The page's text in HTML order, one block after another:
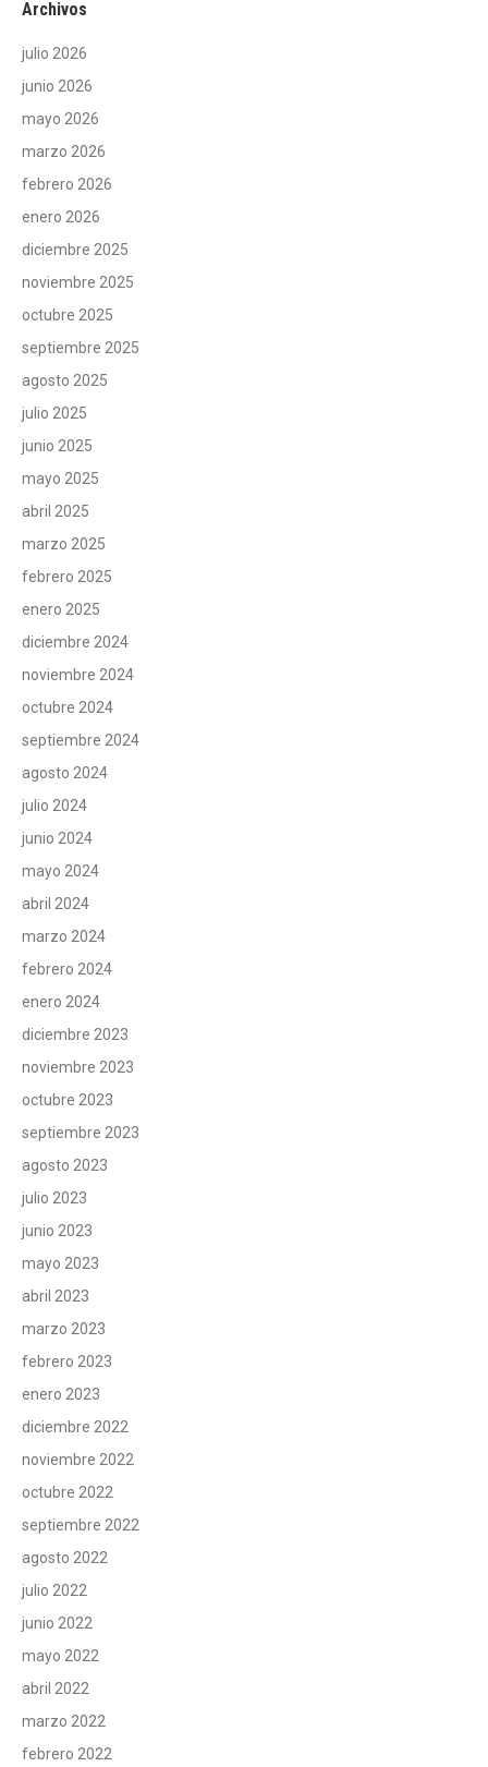
Archivos
julio 2026
junio 2026
mayo 2026
marzo 2026
febrero 2026
enero 2026
diciembre 2025
noviembre 2025
octubre 2025
septiembre 2025
agosto 2025
julio 2025
junio 2025
mayo 2025
abril 2025
marzo 2025
febrero 2025
enero 2025
diciembre 2024
noviembre 2024
octubre 2024
septiembre 2024
agosto 2024
julio 2024
junio 2024
mayo 2024
abril 2024
marzo 2024
febrero 2024
enero 2024
diciembre 2023
noviembre 2023
octubre 2023
septiembre 2023
agosto 2023
julio 2023
junio 2023
mayo 2023
abril 2023
marzo 2023
febrero 2023
enero 2023
diciembre 2022
noviembre 2022
octubre 2022
septiembre 2022
agosto 2022
julio 2022
junio 2022
mayo 2022
abril 2022
marzo 2022
febrero 2022